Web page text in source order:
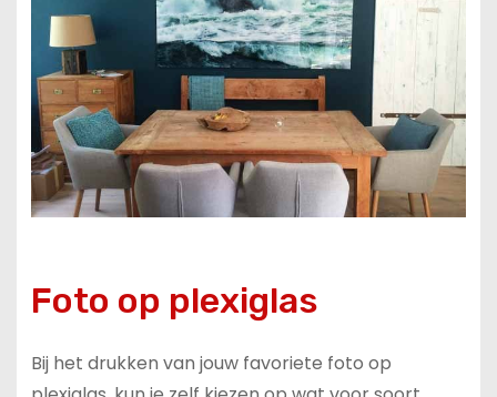
Foto op plexiglas
Bij het drukken van jouw favoriete foto op